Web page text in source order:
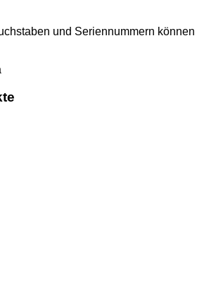
und Seriennummern können